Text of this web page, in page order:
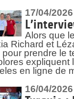
17/04/2026
Alors que
Richard et
pour prendre le
expliquent
en ligne de
16/04/2026